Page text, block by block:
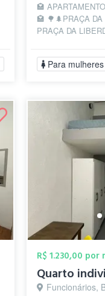
🏩
🏩 🌳🌲PRAÇA
PRAÇA DA
bem ao lado da
Para mulheres
R$ 1.230,00 por
Funcionários,